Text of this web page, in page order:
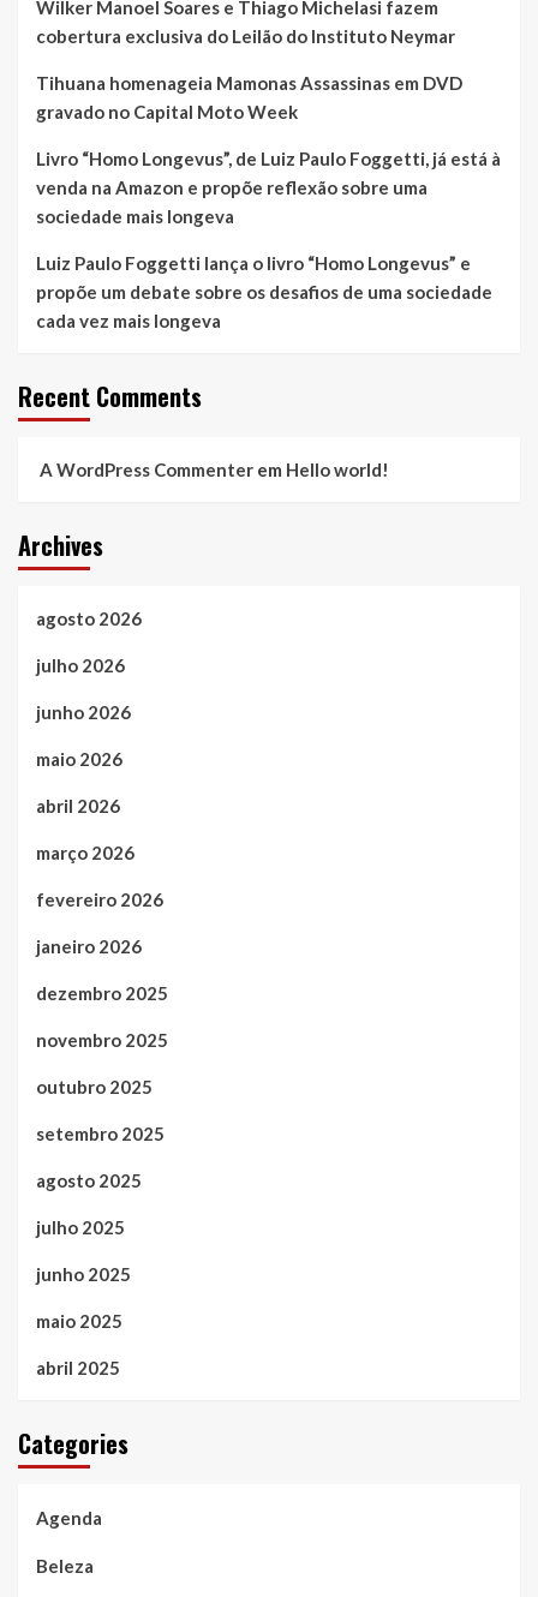
Wilker Manoel Soares e Thiago Michelasi fazem
cobertura exclusiva do Leilão do Instituto Neymar
Tihuana homenageia Mamonas Assassinas em DVD
gravado no Capital Moto Week
Livro “Homo Longevus”, de Luiz Paulo Foggetti, já está à
venda na Amazon e propõe reflexão sobre uma
sociedade mais longeva
Luiz Paulo Foggetti lança o livro “Homo Longevus” e
propõe um debate sobre os desafios de uma sociedade
cada vez mais longeva
Recent Comments
A WordPress Commenter em Hello world!
Archives
agosto 2026
julho 2026
junho 2026
maio 2026
abril 2026
março 2026
fevereiro 2026
janeiro 2026
dezembro 2025
novembro 2025
outubro 2025
setembro 2025
agosto 2025
julho 2025
junho 2025
maio 2025
abril 2025
Categories
Agenda
Beleza